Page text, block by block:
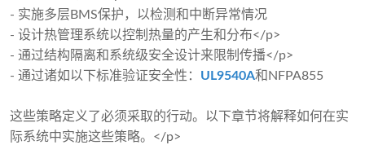
- 实施多层BMS保护，以检测和中断异常情况
- 设计热管理系统以控制热量的产生和分布</p>
- 通过结构隔离和系统级安全设计来限制传播</p>
- 通过诸如以下标准验证安全性： UL9540A和NFPA855
这些策略定义了必须采取的行动。以下章节将解释如何在实
际系​​统中实施这些策略。</p>